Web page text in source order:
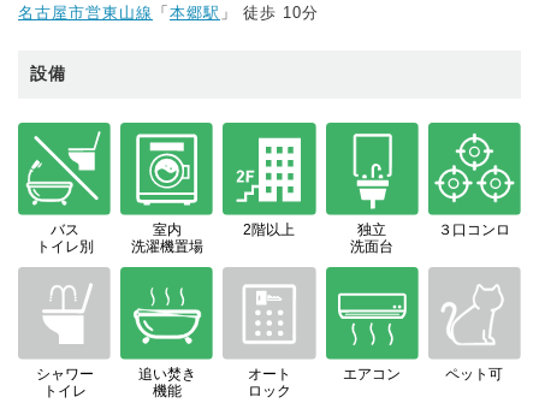
名古屋市営東山線 「 本郷駅 」 徒歩 10分
設備
バス
トイレ別
室内
洗濯機置場
2階以上
独立
洗面台
３口コンロ
シャワー
トイレ
追い焚き
機能
オート
ロック
エアコン ペット可